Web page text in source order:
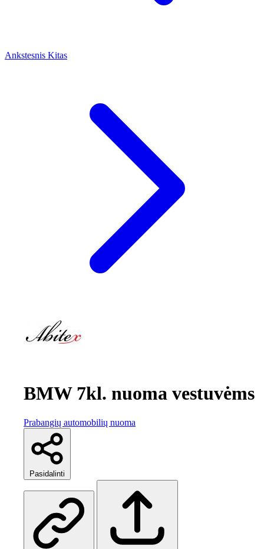
Ankstesnis Kitas
BMW 7kl. nuoma vestuvėms
Prabangių automobilių nuoma
Pasidalinti